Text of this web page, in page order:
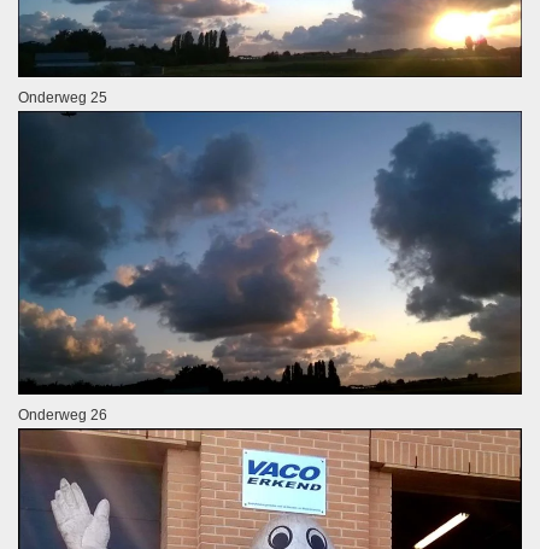
Onderweg 25
Onderweg 26